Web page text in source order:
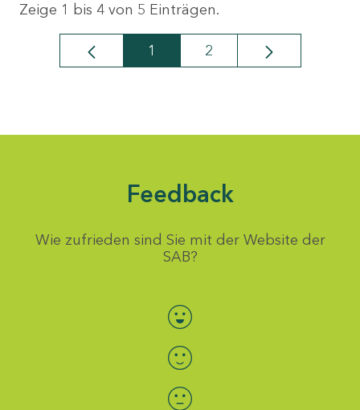
Zeige 1 bis 4 von 5 Einträgen.
Seite
1 Seite
2
Feedback
Wie zufrieden sind Sie mit der Website der
SAB?
Bewertung auswählen